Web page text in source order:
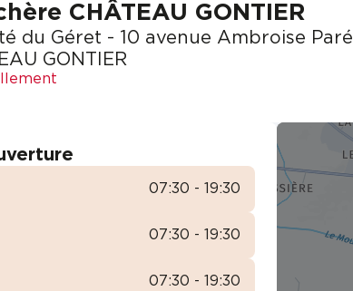
CHÂTEAU GONTIER
du Géret - 10 avenue Ambroise Paré
GONTIER
07:30 - 19:30
07:30 - 19:30
07:30 - 19:30